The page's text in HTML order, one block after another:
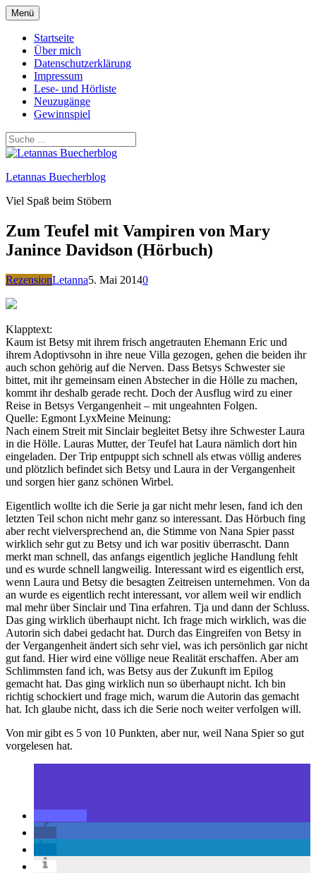
Zum
Inhalt
springen
Menü
Startseite
Über mich
Datenschutzerklärung
Impressum
Lese- und Hörliste
Neuzugänge
Gewinnspiel
Letannas Buecherblog
Viel Spaß beim Stöbern
Zum Teufel mit Vampiren von Mary
Janince Davidson (Hörbuch)
RezensionLetanna5. Mai 20140
Klapptext:
Kaum ist Betsy mit ihrem frisch angetrauten Ehemann Eric und
ihrem Adoptivsohn in ihre neue Villa gezogen, gehen die beiden ihr
auch schon gehörig auf die Nerven. Dass Betsys Schwester sie
bittet, mit ihr gemeinsam einen Abstecher in die Hölle zu machen,
kommt ihr deshalb gerade recht. Doch der Ausflug wird zu einer
Reise in Betsys Vergangenheit – mit ungeahnten Folgen.
Quelle: Egmont LyxMeine Meinung:
Nach einem Streit mit Sinclair begleitet Betsy ihre Schwester Laura
in die Hölle. Lauras Mutter, der Teufel hat Laura nämlich dort hin
eingeladen. Der Trip entpuppt sich schnell als etwas völlig anderes
und plötzlich befindet sich Betsy und Laura in der Vergangenheit
und sorgen hier ganz schönen Wirbel.
Eigentlich wollte ich die Serie ja gar nicht mehr lesen, fand ich den
letzten Teil schon nicht mehr ganz so interessant. Das Hörbuch fing
aber recht vielversprechend an, die Stimme von Nana Spier passt
wirklich sehr gut zu Betsy und ich war positiv überrascht. Dann
merkt man schnell, das anfangs eigentlich jegliche Handlung fehlt
und es wurde schnell langweilig. Interessant wird es eigentlich erst,
wenn Laura und Betsy die besagten Zeitreisen unternehmen. Von da
an wurde es eigentlich recht interessant, vor allem weil wir endlich
mal mehr über Sinclair und Tina erfahren. Tja und dann der Schluss.
Das ging wirklich überhaupt nicht. Ich frage mich wirklich, was die
Autorin sich dabei gedacht hat. Durch das Eingreifen von Betsy in
der Vergangenheit ändert sich sehr viel, was ich persönlich gar nicht
gut fand. Hier wird eine völlige neue Realität erschaffen. Aber am
Schlimmsten fand ich, was Betsy aus der Zukunft im Epilog
gemacht hat. Das ging wirklich nun so überhaupt nicht. Ich bin
richtig schockiert und frage mich, warum die Autorin das gemacht
hat. Ich glaube nicht, dass ich die Serie noch weiter verfolgen will.
Von mir gibt es 5 von 10 Punkten, aber nur, weil Nana Spier so gut
vorgelesen hat.